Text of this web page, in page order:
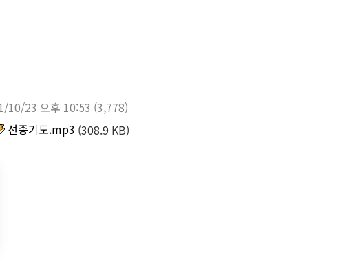
10/23 오후 10:53 (3,778)
선종기도.mp3 (308.9 KB)